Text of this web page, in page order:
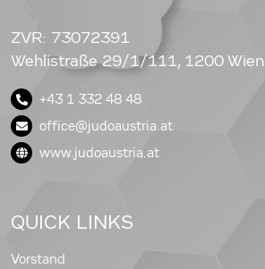
ZVR: 73072391
Wehlistraße 29/1/111, 1200 Wien
+43 1 332 48 48
office@judoaustria.at
www.judoaustria.at
QUICK LINKS
Vorstand